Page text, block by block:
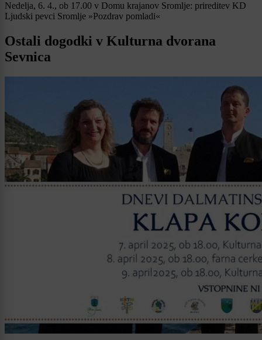
Nedelja, 6. 4., ob 17.00 v Domu krajanov Sromlje: prireditev KD
Ljudski pevci Sromlje »Pozdrav pomladi«
Ostali dogodki v Kulturna dvorana
Sevnica